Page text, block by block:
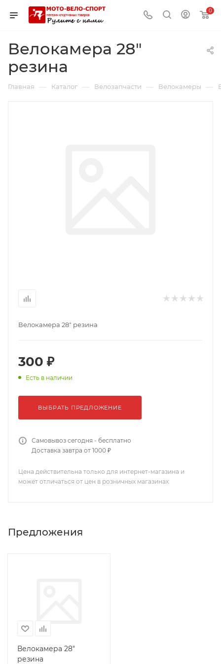
0
Велокамера 28"
резина
Главная — Каталог — Велозапчасти — Велокамеры —
Велокамера 28" резина
300 ₽
Есть в наличии
ВЫБРАТЬ ПРЕДЛОЖЕНИЕ
Самовывоз сегодня - бесплатно
Доставка завтра от 1000 ₽
Цена действительна только для интернет-магазина и
может отличаться от цен в розничных магазинах
Предложения
Велокамера 28"
резина